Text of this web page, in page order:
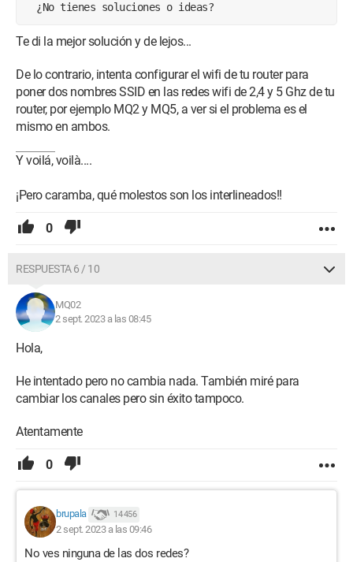
¿No tienes soluciones o ideas?
Te di la mejor solución y de lejos...
De lo contrario, intenta configurar el wifi de tu router para
poner dos nombres SSID en las redes wifi de 2,4 y 5 Ghz de tu
router, por ejemplo MQ2 y MQ5, a ver si el problema es el
mismo en ambos.
Y voilá, voilà....
¡Pero caramba, qué molestos son los interlineados!!
0
RESPUESTA 6 / 10
MQ02
2 sept. 2023 a las 08:45
Hola,
He intentado pero no cambia nada. También miré para
cambiar los canales pero sin éxito tampoco.
Atentamente
0
brupala 14 456
2 sept. 2023 a las 09:46
No ves ninguna de las dos redes?